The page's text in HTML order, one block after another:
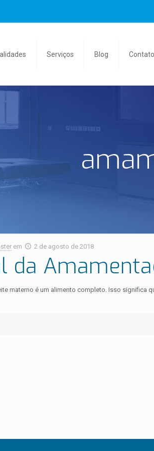
Serviços Blog Contato
em 2 de agosto de 2018
da
materno é um alimento completo. Isso significa